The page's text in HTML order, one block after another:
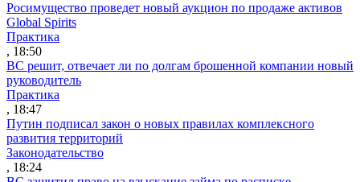
Росимущество проведет новый аукцион по продаже активов
Global Spirits
Практика
, 18:50
ВС решит, отвечает ли по долгам брошенной компании новый
руководитель
Практика
, 18:47
Путин подписал закон о новых правилах комплексного
развития территорий
Законодательство
, 18:24